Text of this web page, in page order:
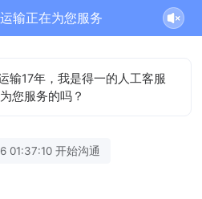
输正在为您服务
输17年，我是得一的人工客服
您服务的吗？
01:37:10 开始沟通